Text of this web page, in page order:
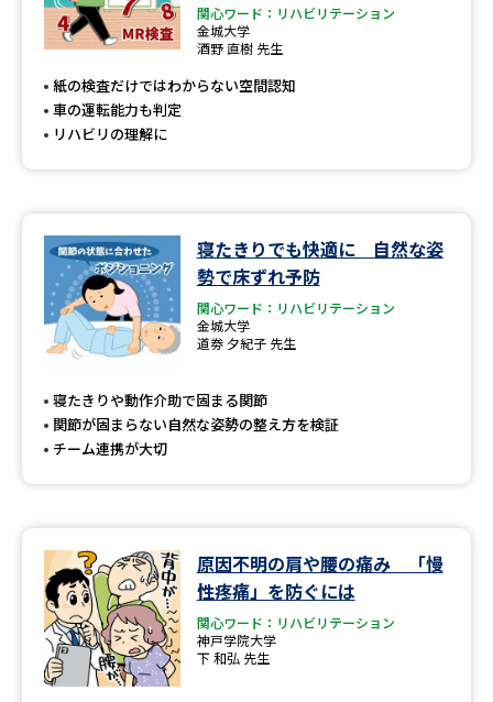
学問発見
学問の教科書 夢ナビライブ
ユーザーサポート
Ｑ＆Ａ よくあるご質問 大学進学IDについて
資料の料金の
特定商取引表記
テレメール進学カタログ
訂正のご案内
関心ワード：リハビリテーション
金城大学
酒野 直樹 先生
紙の検査だけではわからない空間認知
車の運転能力も判定
リハビリの理解に
寝たきりでも快適に 自然な姿
勢で床ずれ予防
関心ワード：リハビリテーション
金城大学
道劵 夕紀子 先生
寝たきりや動作介助で固まる関節
関節が固まらない自然な姿勢の整え方を検証
チーム連携が大切
原因不明の肩や腰の痛み 「慢
性疼痛」を防ぐには
関心ワード：リハビリテーション
神戸学院大学
下 和弘 先生